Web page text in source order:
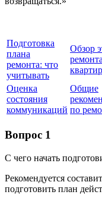
Подготовка
плана
ремонта: что
учитывать
Обзор
ремонта
Оценка
состояния
коммуникаций
Общие
по
Вопрос 1
С чего начать
Рекомендуется
подготовить план